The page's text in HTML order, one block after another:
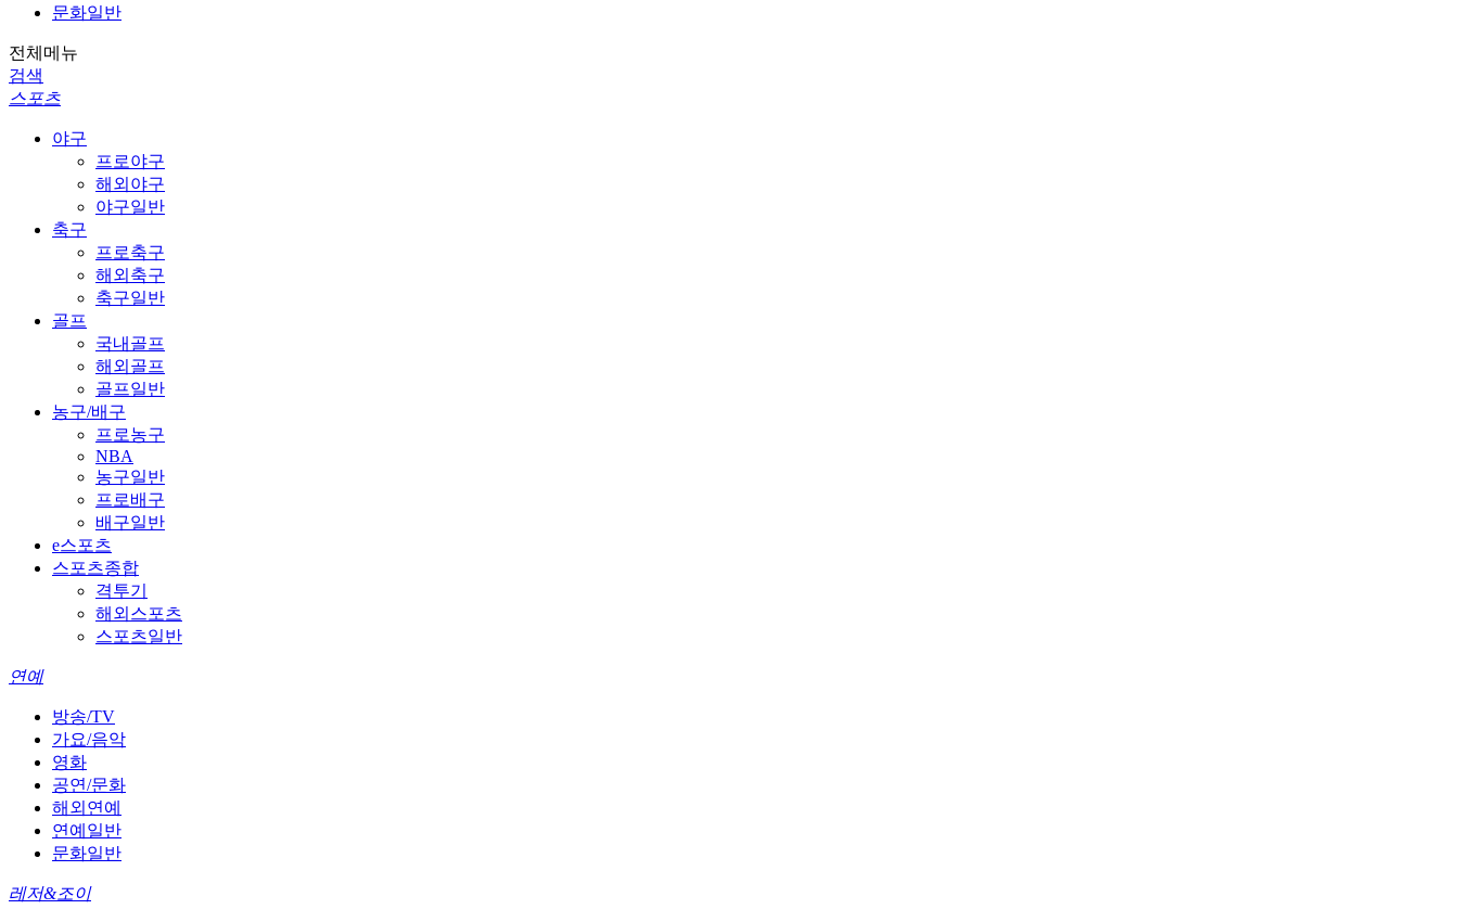
문화일반
전체메뉴
검색
스포츠
야구
프로야구
해외야구
야구일반
축구
프로축구
해외축구
축구일반
골프
국내골프
해외골프
골프일반
농구/배구
프로농구
NBA
농구일반
프로배구
배구일반
e스포츠
스포츠종합
격투기
해외스포츠
스포츠일반
연예
방송/TV
가요/음악
영화
공연/문화
해외연예
연예일반
문화일반
레저&조이